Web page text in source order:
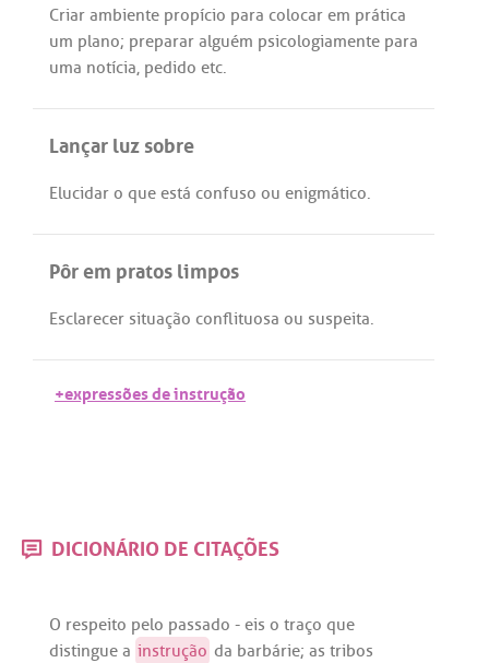
Criar ambiente propício para colocar em prática
um plano; preparar alguém psicologiamente para
uma notícia, pedido etc.
Lançar luz sobre
Elucidar o que está confuso ou enigmático.
Pôr em pratos limpos
Esclarecer situação conflituosa ou suspeita.
+expressões de instrução
DICIONÁRIO DE CITAÇÕES
O respeito pelo passado - eis o traço que
distingue a instrução da barbárie; as tribos